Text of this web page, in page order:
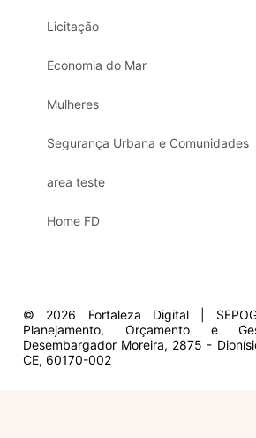
Licitação
Economia do Mar
Mulheres
Segurança Urbana e Comunidades
area teste
Home FD
© 2026 Fortaleza Digital |
Planejamento, Orçamento e
Desembargador Moreira, 2875 -
CE, 60170-002